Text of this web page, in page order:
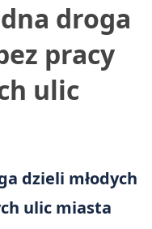
droga
pracy
ulic